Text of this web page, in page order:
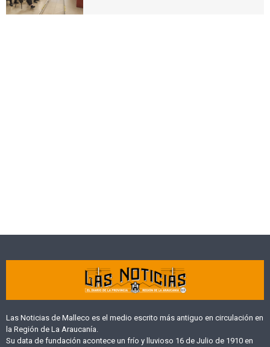
Las Noticias de Malleco es el medio escrito más antiguo en circulación en
la Región de La Araucanía.
Su data de fundación acontece un frío y lluvioso 16 de Julio de 1910 en